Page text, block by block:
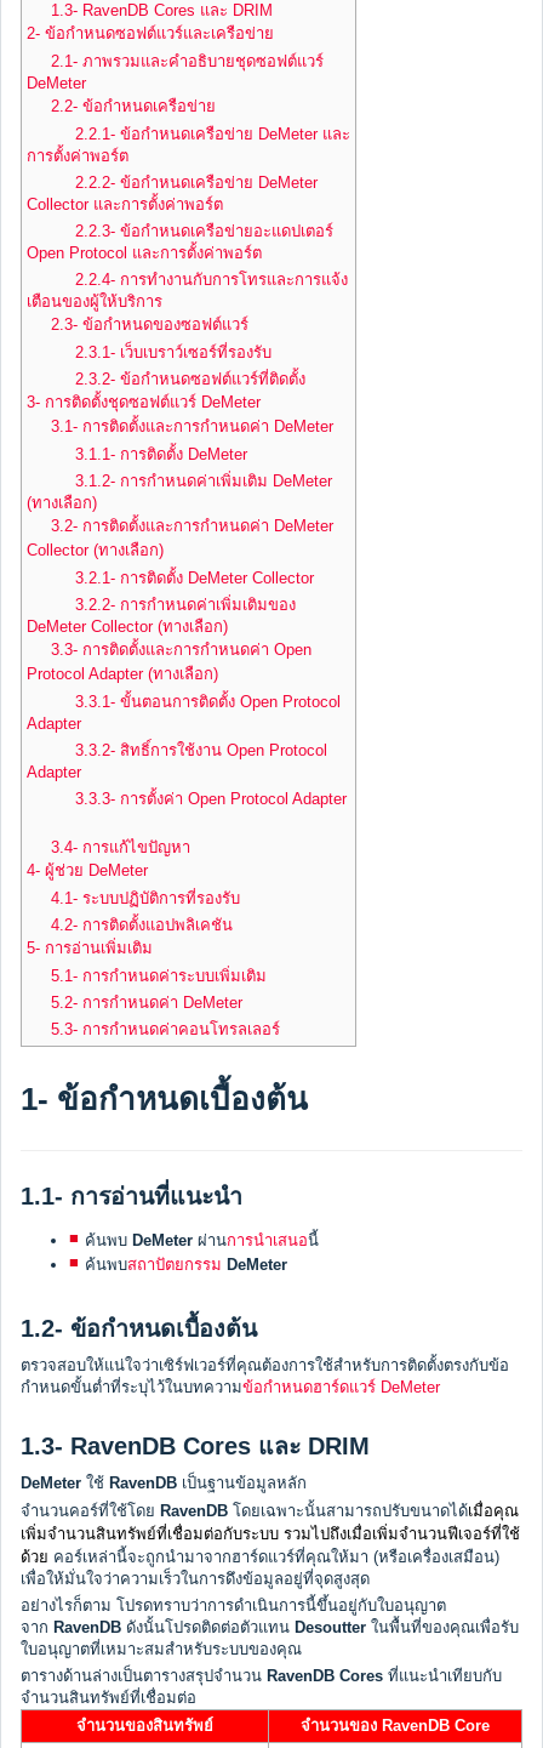
1.3- RavenDB Cores และ DRIM
2- ข้อกำหนดซอฟต์แวร์และเครือข่าย
2.1- ภาพรวมและคำอธิบายชุดซอฟต์แวร์
DeMeter
2.2- ข้อกำหนดเครือข่าย
2.2.1- ข้อกำหนดเครือข่าย DeMeter และ
การตั้งค่าพอร์ต
2.2.2- ข้อกำหนดเครือข่าย DeMeter
Collector และการตั้งค่าพอร์ต
2.2.3- ข้อกำหนดเครือข่ายอะแดปเตอร์
Open Protocol และการตั้งค่าพอร์ต
2.2.4- การทำงานกับการโทรและการแจ้ง
เตือนของผู้ให้บริการ
2.3- ข้อกำหนดของซอฟต์แวร์
2.3.1- เว็บเบราว์เซอร์ที่รองรับ
2.3.2- ข้อกำหนดซอฟต์แวร์ที่ติดตั้ง
3- การติดตั้งชุดซอฟต์แวร์ DeMeter
3.1- การติดตั้งและการกำหนดค่า DeMeter
3.1.1- การติดตั้ง DeMeter
3.1.2- การกำหนดค่าเพิ่มเติม DeMeter
(ทางเลือก)
3.2- การติดตั้งและการกำหนดค่า DeMeter
Collector (ทางเลือก)
3.2.1- การติดตั้ง DeMeter Collector
3.2.2- การกำหนดค่าเพิ่มเติมของ
DeMeter Collector (ทางเลือก)
3.3- การติดตั้งและการกำหนดค่า Open
Protocol Adapter (ทางเลือก)
3.3.1- ขั้นตอนการติดตั้ง Open Protocol
Adapter
3.3.2- สิทธิ์การใช้งาน Open Protocol
Adapter
3.3.3- การตั้งค่า Open Protocol Adapter
3.4- การแก้ไขปัญหา
4- ผู้ช่วย DeMeter
4.1- ระบบปฏิบัติการที่รองรับ
4.2- การติดตั้งแอปพลิเคชัน
5- การอ่านเพิ่มเติม
5.1- การกำหนดค่าระบบเพิ่มเติม
5.2- การกำหนดค่า DeMeter
5.3- การกำหนดค่าคอนโทรลเลอร์
1- ข้อกำหนดเบื้องต้น
1.1- การอ่านที่แนะนำ
ค้นพบ DeMeter ผ่านการนำเสนอนี้
ค้นพบสถาปัตยกรรม DeMeter
1.2- ข้อกำหนดเบื้องต้น
ตรวจสอบให้แน่ใจว่าเซิร์ฟเวอร์ที่คุณต้องการใช้สำหรับการติดตั้งตรงกับข้อ
กำหนดขั้นต่ำที่ระบุไว้ในบทความข้อกำหนดฮาร์ดแวร์ DeMeter
1.3- RavenDB Cores และ DRIM
DeMeter ใช้ RavenDB เป็นฐานข้อมูลหลัก
จำนวนคอร์ที่ใช้โดย RavenDB โดยเฉพาะนั้นสามารถปรับขนาดได้เมื่อคุณ
เพิ่มจำนวนสินทรัพย์ที่เชื่อมต่อกับระบบ รวมไปถึงเมื่อเพิ่มจำนวนฟีเจอร์ที่ใช้
ด้วย คอร์เหล่านี้จะถูกนำมาจากฮาร์ดแวร์ที่คุณให้มา (หรือเครื่องเสมือน)
เพื่อให้มั่นใจว่าความเร็วในการดึงข้อมูลอยู่ที่จุดสูงสุด
อย่างไรก็ตาม โปรดทราบว่าการดำเนินการนี้ขึ้นอยู่กับใบอนุญาต
จาก RavenDB ดังนั้นโปรดติดต่อตัวแทน Desoutter ในพื้นที่ของคุณเพื่อรับ
ใบอนุญาตที่เหมาะสมสำหรับระบบของคุณ
ตารางด้านล่างเป็นตารางสรุปจำนวน RavenDB Cores ที่แนะนำเทียบกับ
จำนวนสินทรัพย์ที่เชื่อมต่อ
จำนวนของสินทรัพย์
จำนวนของ RavenDB Core